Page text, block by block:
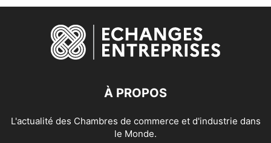
À PROPOS
L'actualité des Chambres de commerce et d'industrie dans
le Monde.